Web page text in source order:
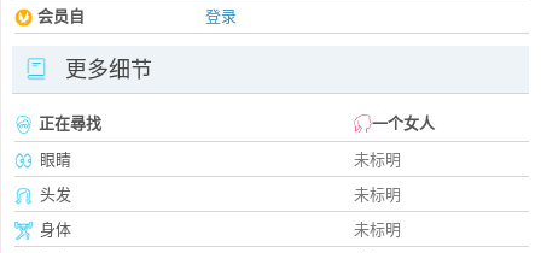
会员自
登录
更多细节
正在尋找
一个女人
眼睛
未标明
头发
未标明
身体
未标明